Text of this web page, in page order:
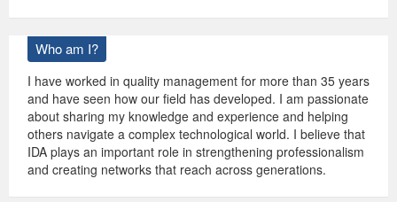
Who am I?
I have worked in quality management for more than 35 years
and have seen how our field has developed. I am passionate
about sharing my knowledge and experience and helping
others navigate a complex technological world. I believe that
IDA plays an important role in strengthening professionalism
and creating networks that reach across generations.